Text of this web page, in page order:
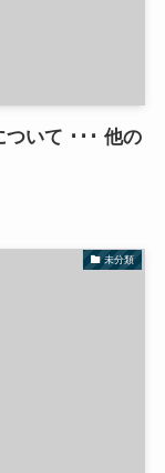
いて ･･･ 他の
未分類